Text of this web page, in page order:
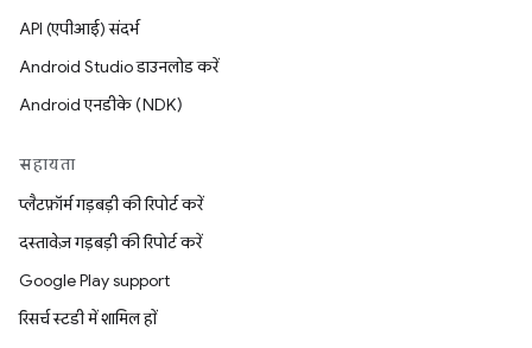
API (एपीआई) संदर्भ
Android Studio डाउनलोड करें
Android एनडीके (NDK)
सहायता
प्लैटफ़ॉर्म गड़बड़ी की रिपोर्ट करें
दस्तावेज़ गड़बड़ी की रिपोर्ट करें
Google Play support
रिसर्च स्टडी में शामिल हों